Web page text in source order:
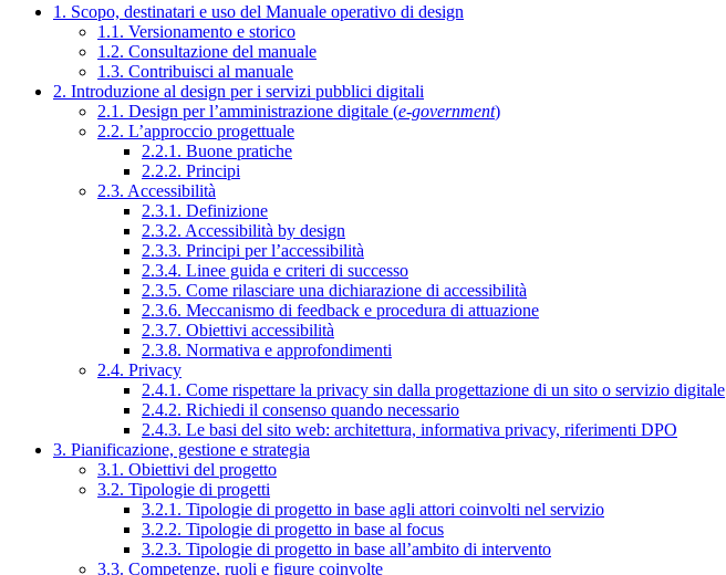
1. Scopo, destinatari e uso del Manuale operativo di design
1.1. Versionamento e storico
1.2. Consultazione del manuale
1.3. Contribuisci al manuale
2. Introduzione al design per i servizi pubblici digitali
2.1. Design per l’amministrazione digitale (e-government)
2.2. L’approccio progettuale
2.2.1. Buone pratiche
2.2.2. Principi
2.3. Accessibilità
2.3.1. Definizione
2.3.2. Accessibilità by design
2.3.3. Principi per l’accessibilità
2.3.4. Linee guida e criteri di successo
2.3.5. Come rilasciare una dichiarazione di accessibilità
2.3.6. Meccanismo di feedback e procedura di attuazione
2.3.7. Obiettivi accessibilità
2.3.8. Normativa e approfondimenti
2.4. Privacy
2.4.1. Come rispettare la privacy sin dalla progettazione di un sito o servizio digitale
2.4.2. Richiedi il consenso quando necessario
2.4.3. Le basi del sito web: architettura, informativa privacy, riferimenti DPO
3. Pianificazione, gestione e strategia
3.1. Obiettivi del progetto
3.2. Tipologie di progetti
3.2.1. Tipologie di progetto in base agli attori coinvolti nel servizio
3.2.2. Tipologie di progetto in base al focus
3.2.3. Tipologie di progetto in base all’ambito di intervento
3.3. Competenze, ruoli e figure coinvolte